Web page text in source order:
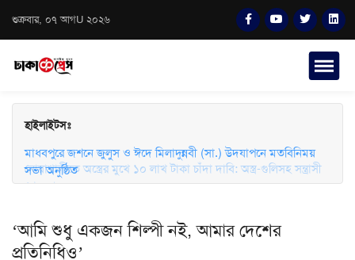
শুক্রবার, ০৭ আগU ২০২৬
হাইলাইটসঃ
মাধবপুরে জশনে জুলুস ও ঈদে মিলাদুন্নবী (সা.) উদযাপনে মতবিনিময়
সভা অনুষ্ঠিত
‘আমি শুধু একজন শিল্পী নই, আমার দেশের
প্রতিনিধিও’